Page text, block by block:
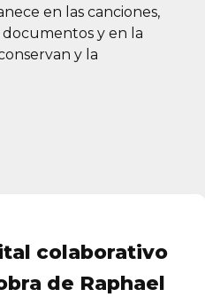
en las canciones,
documentos y en la
y la
colaborativo
de Raphael